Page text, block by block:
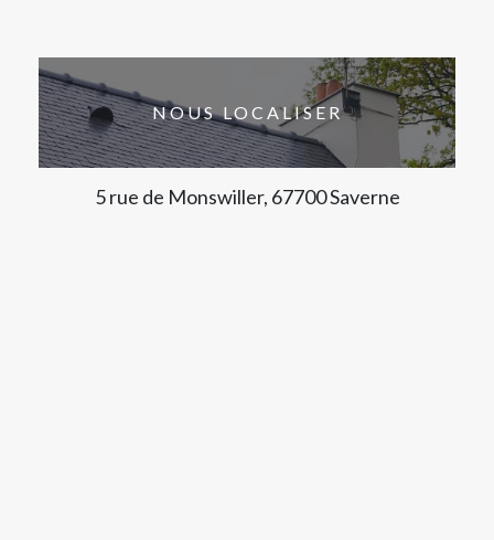
NOUS LOCALISER
5 rue de Monswiller, 67700 Saverne